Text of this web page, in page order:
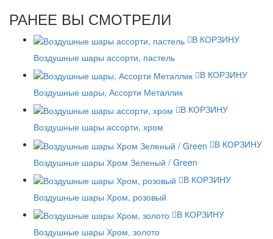
РАНЕЕ ВЫ СМОТРЕЛИ
В КОРЗИНУ
Воздушные шары ассорти, пастель
В КОРЗИНУ
Воздушные шары, Ассорти Металлик
В КОРЗИНУ
Воздушные шары ассорти, хром
В КОРЗИНУ
Воздушные шары Хром Зеленый / Green
В КОРЗИНУ
Воздушные шары Хром, розовый
В КОРЗИНУ
Воздушные шары Хром, золото